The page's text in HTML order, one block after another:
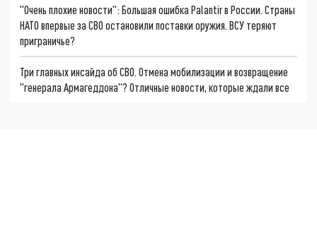
"Очень плохие новости": Большая ошибка Palantir в России. Страны
НАТО впервые за СВО остановили поставки оружия. ВСУ теряют
приграничье?
Три главных инсайда об СВО. Отмена мобилизации и возвращение
"генерала Армагеддона"? Отличные новости, которые ждали все